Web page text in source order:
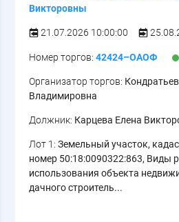
Викторовны
21.07.2026 10:00:00
Номер торгов:42424–ОАОФ
Организатор торгов:
Владимировна
Должник: Карцева Елена
Лот 1:Земельный участок,
номер 50:18:0090322:863, Виды
использования объекта
дачного строитель...